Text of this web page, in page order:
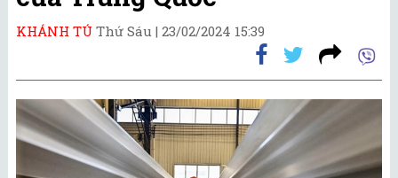
KHÁNH TÚ Thứ Sáu | 23/02/2024 15:39